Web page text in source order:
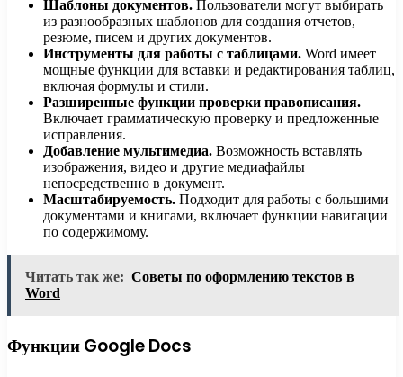
Шаблоны документов. Пользователи могут выбирать
из разнообразных шаблонов для создания отчетов,
резюме, писем и других документов.
Инструменты для работы с таблицами. Word имеет
мощные функции для вставки и редактирования таблиц,
включая формулы и стили.
Разширенные функции проверки правописания.
Включает грамматическую проверку и предложенные
исправления.
Добавление мультимедиа. Возможность вставлять
изображения, видео и другие медиафайлы
непосредственно в документ.
Масштабируемость. Подходит для работы с большими
документами и книгами, включает функции навигации
по содержимому.
Читать так же: Советы по оформлению текстов в
Word
Функции Google Docs